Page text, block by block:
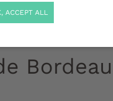
ACCEPT ALL